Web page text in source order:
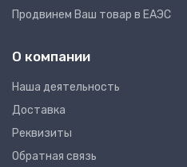
Продвинем Ваш товар в ЕАЭС
О компании
Наша деятельность
Доставка
Реквизиты
Обратная связь